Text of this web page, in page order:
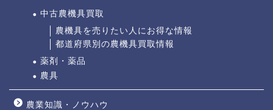
中古農機具買取
農機具を売りたい人にお得な情報
都道府県別の農機具買取情報
薬剤・薬品
農具
農業知識・ノウハウ